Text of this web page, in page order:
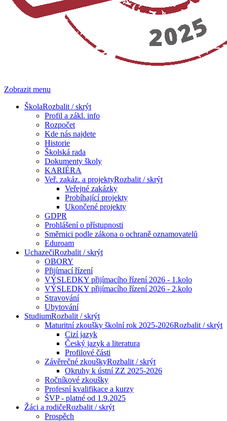
Zobrazit menu
ŠkolaRozbalit / skrýt
Profil a zákl. info
Rozpočet
Kde nás najdete
Historie
Školská rada
Dokumenty školy
KARIÉRA
Veř. zakáz. a projektyRozbalit / skrýt
Veřejné zakázky
Probíhající projekty
Ukončené projekty
GDPR
Prohlášení o přístupnosti
Směrnici podle zákona o ochraně oznamovatelů
Eduroam
UchazečiRozbalit / skrýt
OBORY
Přijímací řízení
VÝSLEDKY přijímacího řízení 2026 - 1.kolo
VÝSLEDKY přijímacího řízení 2026 - 2.kolo
Stravování
Ubytování
StudiumRozbalit / skrýt
Maturitní zkoušky školní rok 2025-2026Rozbalit / skrýt
Cizí jazyk
Český jazyk a literatura
Profilové části
Závěrečné zkouškyRozbalit / skrýt
Okruhy k ústní ZZ 2025-2026
Ročníkové zkoušky
Profesní kvalifikace a kurzy
ŠVP - platné od 1.9.2025
Žáci a rodičeRozbalit / skrýt
Prospěch